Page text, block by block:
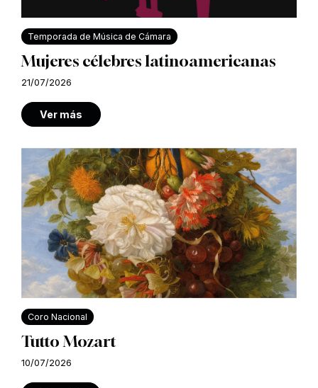
Temporada de Música de Cámara
Mujeres célebres latinoamericanas
21/07/2026
Ver más
Coro Nacional
Tutto Mozart
10/07/2026